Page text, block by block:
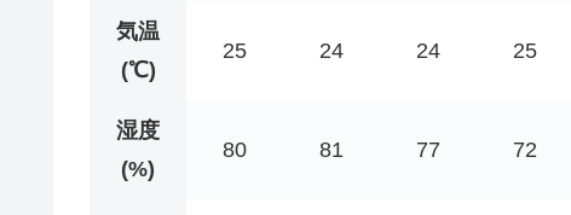
気温
(℃)
25 24 24 25
湿度
(%)
80 81 77 72